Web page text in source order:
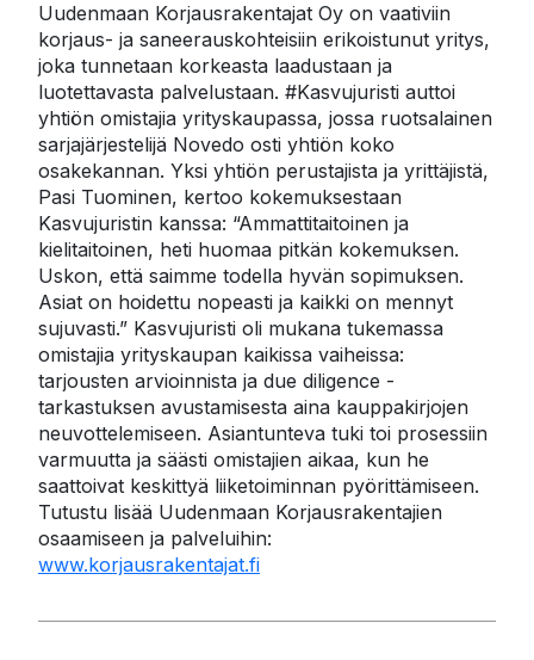
Uudenmaan Korjausrakentajat Oy on vaativiin
korjaus- ja saneerauskohteisiin erikoistunut yritys,
joka tunnetaan korkeasta laadustaan ja
luotettavasta palvelustaan. #Kasvujuristi auttoi
yhtiön omistajia yrityskaupassa, jossa ruotsalainen
sarjajärjestelijä Novedo osti yhtiön koko
osakekannan. Yksi yhtiön perustajista ja yrittäjistä,
Pasi Tuominen, kertoo kokemuksestaan
Kasvujuristin kanssa: “Ammattitaitoinen ja
kielitaitoinen, heti huomaa pitkän kokemuksen.
Uskon, että saimme todella hyvän sopimuksen.
Asiat on hoidettu nopeasti ja kaikki on mennyt
sujuvasti.” Kasvujuristi oli mukana tukemassa
omistajia yrityskaupan kaikissa vaiheissa:
tarjousten arvioinnista ja due diligence -
tarkastuksen avustamisesta aina kauppakirjojen
neuvottelemiseen. Asiantunteva tuki toi prosessiin
varmuutta ja säästi omistajien aikaa, kun he
saattoivat keskittyä liiketoiminnan pyörittämiseen.
Tutustu lisää Uudenmaan Korjausrakentajien
www.korjausrakentajat.fi